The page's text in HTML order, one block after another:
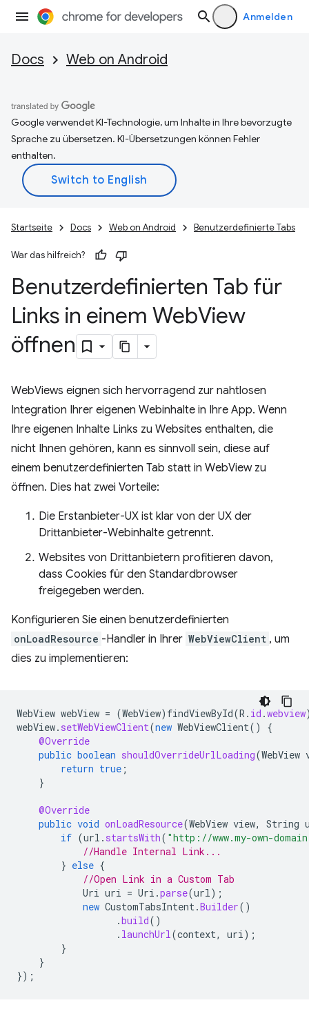
Anmelden
Docs Web on Android
Google verwendet KI-Technologie, um Inhalte in Ihre bevorzugte
Sprache zu übersetzen. KI-Übersetzungen können Fehler
enthalten.
Startseite Docs Web on Android Benutzerdefinierte Tabs
War das hilfreich?
Benutzerdefinierten Tab für
Links in einem WebView
öffnen
WebViews eignen sich hervorragend zur nahtlosen
Integration Ihrer eigenen Webinhalte in Ihre App. Wenn
Ihre eigenen Inhalte Links zu Websites enthalten, die
nicht Ihnen gehören, kann es sinnvoll sein, diese auf
einem benutzerdefinierten Tab statt in WebView zu
öffnen. Dies hat zwei Vorteile:
Die Erstanbieter-UX ist klar von der UX der
Drittanbieter-Webinhalte getrennt.
Websites von Drittanbietern profitieren davon,
dass Cookies für den Standardbrowser
freigegeben werden.
Konfigurieren Sie einen benutzerdefinierten
onLoadResource -Handler in Ihrer WebViewClient , um
dies zu implementieren:
WebView webView = (WebView) findViewById(R . id .webview
webView. setWebViewClient(new WebViewClient()
{
@Override
public boolean shouldOverrideUrlLoading(WebView
return true ;
}
@Override
public void onLoadResource(WebView view, String
if (url . startsWith( "http://www.my-own-
//Handle Internal Link...
} else {
//Open Link in a Custom Tab
Uri uri = Uri .parse(url);
new CustomTabsIntent.Builder()
.build()
. launchUrl(context, uri);
}
}
});